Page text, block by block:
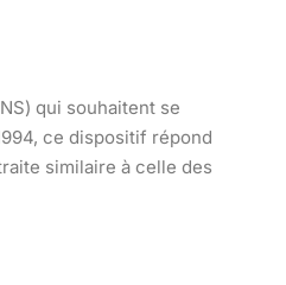
qui souhaitent se
ce dispositif répond
similaire à celle des